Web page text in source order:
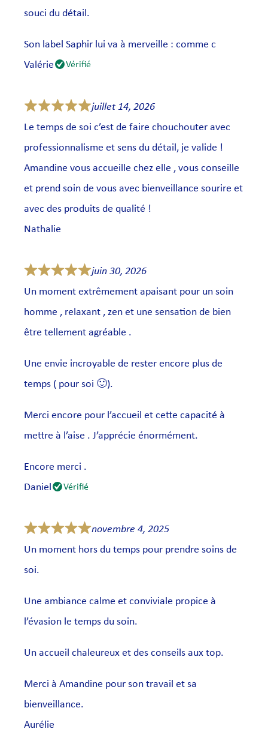
souci du détail.
Son label Saphir lui va à merveille : comme c
Valérie
Vérifié
juillet 14, 2026
Le temps de soi c’est de faire chouchouter avec
professionnalisme et sens du détail, je valide !
Amandine vous accueille chez elle , vous conseille
et prend soin de vous avec bienveillance sourire et
avec des produits de qualité !
Nathalie
juin 30, 2026
Un moment extrêmement apaisant pour un soin
homme , relaxant , zen et une sensation de bien
être tellement agréable .
Une envie incroyable de rester encore plus de
temps ( pour soi 🙂).
Merci encore pour l’accueil et cette capacité à
mettre à l’aise . J’apprécie énormément.
Encore merci .
Daniel
Vérifié
novembre 4, 2025
Un moment hors du temps pour prendre soins de
soi.
Une ambiance calme et conviviale propice à
l’évasion le temps du soin.
Un accueil chaleureux et des conseils aux top.
Merci à Amandine pour son travail et sa
bienveillance.
Aurélie